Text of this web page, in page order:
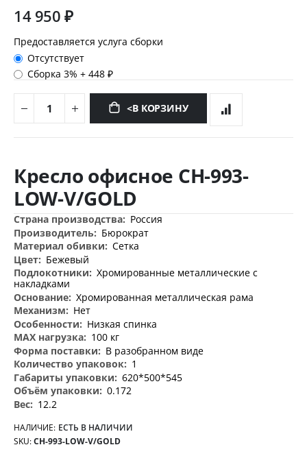
14 950 ₽
Предоставляется услуга сборки
Отсутствует
Сборка 3%+448 ₽
<В КОРЗИНУ
к
началу
галереи
изображений
Кресло офисное CH-993-
LOW-V/GOLD
Дополнительная
информация
Россия
Бюрократ
Сетка
Бежевый
Хромированные металлические с
накладками
Хромированная металлическая рама
Нет
Низкая спинка
100 кг
В разобранном виде
1
620*500*545
0.172
12.2
НАЛИЧИЕ: ЕСТЬ В НАЛИЧИИ
SKU CH-993-LOW-V/GOLD